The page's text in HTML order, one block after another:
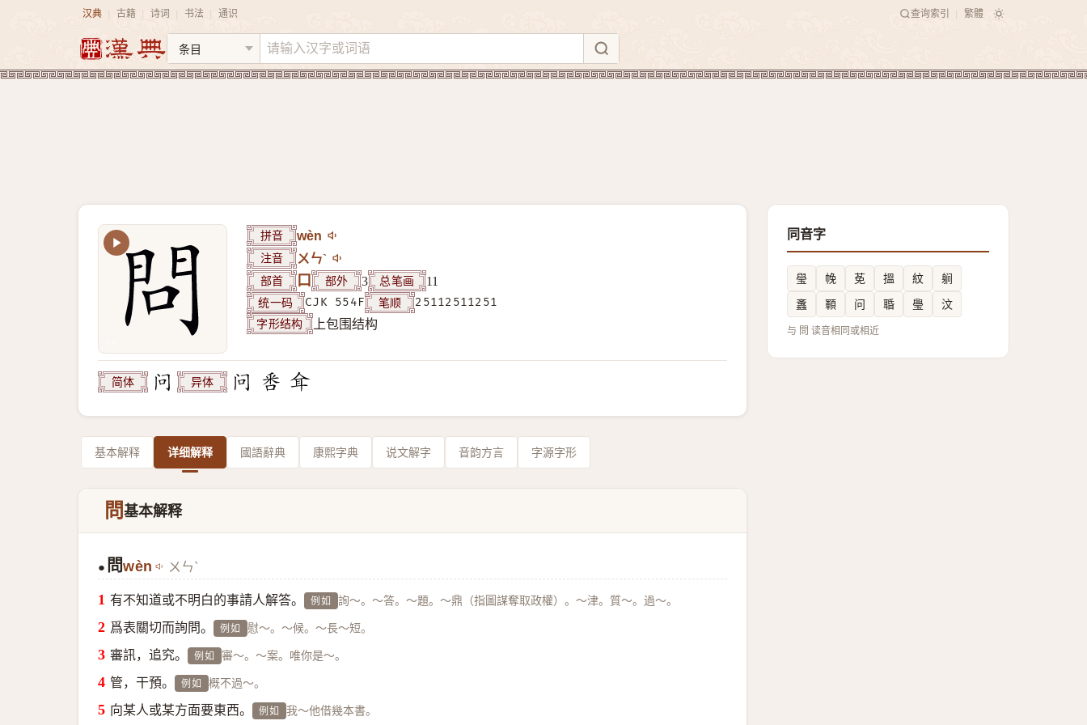
汉典 古籍 诗词 书法 通识 查询索引 繁體
拼音 wèn
注音 ㄨㄣˋ
部首 口 部外 3 总笔画 11
统一码 CJK 554F 笔顺 25112511251
字形结构 上包围结构
简体 异体
基本解释 详细解释 國語辭典 康熙字典 说文解字 音韵方言 字源字形
問基本解释
● 問wèn ㄨㄣˋ
有不知道或不明白的事請人解答。 例如 詢～。～答。～題。～鼎（指圖謀奪取政權）。～津。質～。過～。
爲表關切而詢問。 例如 慰～。～候。～長～短。
審訊，追究。 例如 審～。～案。唯你是～。
管，干預。 例如 概不過～。
向某人或某方面要東西。 例如 我～他借幾本書。
同音字
㼂 㡈 莬 搵 紋
䠺
䘇
顐 问 䎽 璺 汶
与 問 读音相同或相近